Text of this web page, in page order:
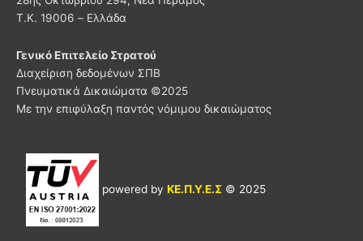
Τ.Κ. 19006 – Ελλάδα
Γενικό Επιτελείο Στρατού
Διαχείριση δεδομένων ΣΠΒ
Πνευματικά Δικαιώματα ©2025
Με την επιφύλαξη παντός νόμιμου δικαιώματος
powered by ΚΕ.Π.Υ.Ε.Σ © 2025